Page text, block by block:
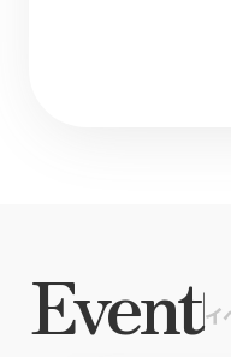
Event|イ